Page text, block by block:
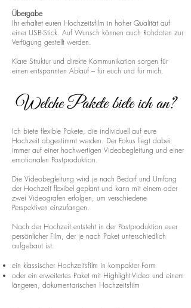
Übergabe
Ihr erhaltet euren Hochzeitsfilm in hoher Qualität auf
einer USB-Stick. Auf Wunsch können auch Rohdaten zur
Verfügung gestellt werden.
Klare Struktur und direkte Kommunikation sorgen für
einen entspannten Ablauf – für euch und für mich.
Welche Pakete biete ich an?
Ich biete flexible Pakete, die individuell auf eure
Hochzeit abgestimmt werden. Der Fokus liegt dabei
immer auf einer hochwertigen Videobegleitung und einer
emotionalen Postproduktion.
Die Videobegleitung wird je nach Bedarf und Umfang
der Hochzeit flexibel geplant und kann mit einem oder
zwei Videografen erfolgen, um verschiedene
Perspektiven einzufangen.
Nach der Hochzeit entsteht in der Postproduktion euer
persönlicher Film, der je nach Paket unterschiedlich
aufgebaut ist:
ein klassischer Hochzeitsfilm in kompakter Form
oder ein erweitertes Paket mit Highlight-Video und einem
längeren, dokumentarischen Hochzeitsfilm